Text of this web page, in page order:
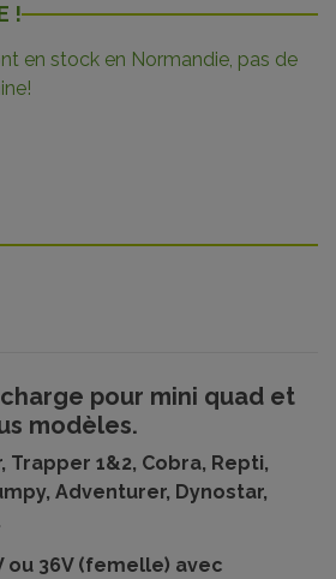
!
en stock en Normandie, pas de
pour mini quad et
modèles.
Trapper 1&2, Cobra, Repti,
Adventurer, Dynostar,
ou 36V (femelle) avec